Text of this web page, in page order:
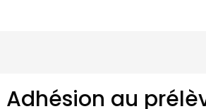
Adhésion au